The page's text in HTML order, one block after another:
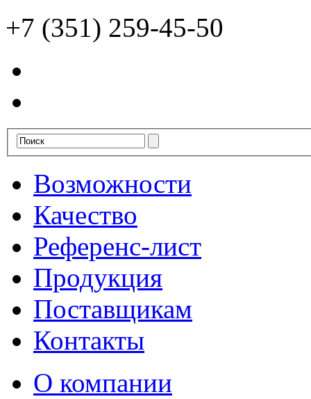
+7 (351) 259-45-50
Возможности
Качество
Референс-лист
Продукция
Поставщикам
Контакты
О компании